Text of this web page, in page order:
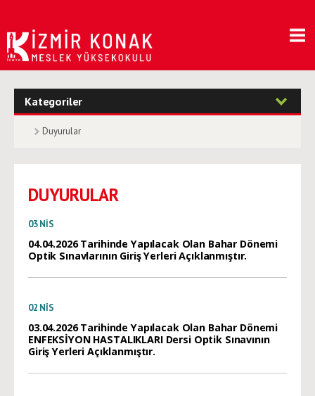
Kategoriler
Duyurular
DUYURULAR
03 NIS
04.04.2026 Tarihinde Yapılacak Olan Bahar Dönemi
Optik Sınavlarının Giriş Yerleri Açıklanmıştır.
02 NIS
03.04.2026 Tarihinde Yapılacak Olan Bahar Dönemi
ENFEKSİYON HASTALIKLARI Dersi Optik Sınavının
Giriş Yerleri Açıklanmıştır.